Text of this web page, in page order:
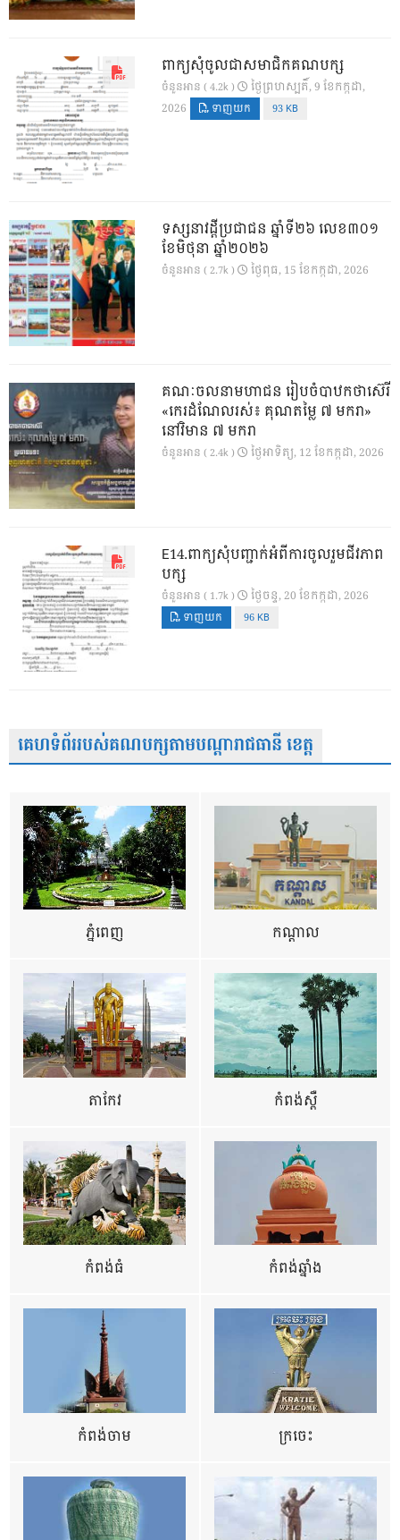
ពាក្យសុំចូលជាសមាជិកគណបក្ស
ចំនួនអាន ( 4.2k )
ថ្ងៃ​ព្រហស្បតិ៍, 9 ខែ​កក្កដា,
2026
ទាញយក 93 KB
ទស្សនាវដ្ដីប្រជាជន ឆ្នាំទី២៦ លេខ៣០១
ខែមិថុនា ឆ្នាំ២០២៦
ចំនួនអាន ( 2.7k ) ថ្ងៃ​ពុធ, 15 ខែ​កក្កដា, 2026
គណៈចលនាមហាជន រៀបចំបាឋកថាស៊េរី
«កេរដំណែលរស់៖ គុណតម្លៃ ៧ មករា»
នៅវិមាន ៧ មករា
ចំនួនអាន ( 2.4k ) ថ្ងៃ​អាទិត្យ, 12 ខែ​កក្កដា, 2026
E14.ពាក្យសុំបញ្ជាក់អំពីការចូលរួមជីវភាព
បក្ស
ចំនួនអាន ( 1.7k ) ថ្ងៃ​ចន្ទ, 20 ខែ​កក្កដា, 2026
ទាញយក 96 KB
គេហទំព័ររបស់គណបក្សតាមបណ្តារាជធានី ខេត្ត
ភ្នំពេញ កណ្តាល
តាកែវ កំពង់ស្ពឺ
កំពង់ធំ កំពង់ឆ្នាំង
កំពង់ចាម ក្រចេះ